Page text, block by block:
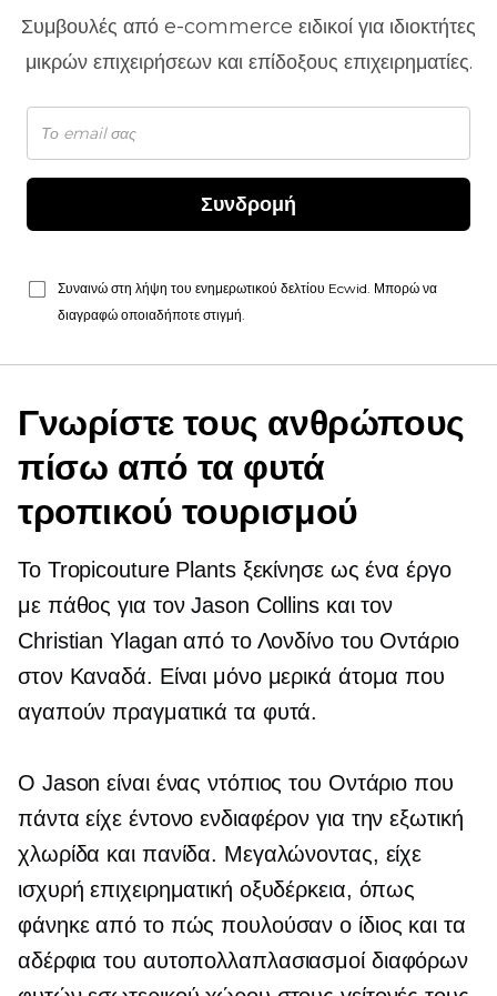
Συμβουλές από e-commerce ειδικοί για ιδιοκτήτες
μικρών επιχειρήσεων και επίδοξους επιχειρηματίες.
Συνδρομή
Συναινώ στη λήψη του ενημερωτικού δελτίου Ecwid. Μπορώ να
διαγραφώ οποιαδήποτε στιγμή.
Γνωρίστε τους ανθρώπους
πίσω από τα φυτά
τροπικού τουρισμού
Το Tropicouture Plants ξεκίνησε ως ένα έργο
με πάθος για τον Jason Collins και τον
Christian Ylagan από το Λονδίνο του Οντάριο
στον Καναδά. Είναι μόνο μερικά άτομα που
αγαπούν πραγματικά τα φυτά.
Ο Jason είναι ένας ντόπιος του Οντάριο που
πάντα είχε έντονο ενδιαφέρον για την εξωτική
χλωρίδα και πανίδα. Μεγαλώνοντας, είχε
ισχυρή επιχειρηματική οξυδέρκεια, όπως
φάνηκε από το πώς πουλούσαν ο ίδιος και τα
αδέρφια του αυτοπολλαπλασιασμοίδιαφόρων